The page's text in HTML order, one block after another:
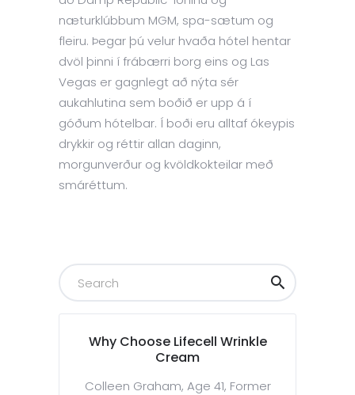
næturklúbbum MGM, spa-sætum og
fleiru. Þegar þú velur hvaða hótel hentar
dvöl þinni í frábærri borg eins og Las
Vegas er gagnlegt að nýta sér
aukahlutina sem boðið er upp á í
góðum hótelbar. Í boði eru alltaf ókeypis
drykkir og réttir allan daginn,
morgunverður og kvöldkokteilar með
smáréttum.
Why Choose Lifecell Wrinkle
Cream
Colleen Graham, Age 41, Former